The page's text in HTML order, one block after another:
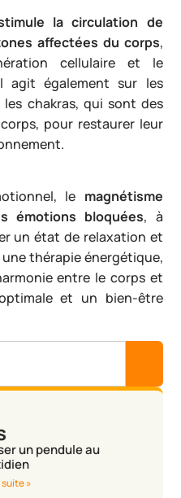
la circulation de
affectées du corps,
cellulaire et le
agit également sur les
chakras, qui sont des
pour restaurer leur
le magnétisme
émotions bloquées, à
un état de relaxation et
thérapie énergétique,
entre le corps et
et un bien-être
un pendule au
suite »